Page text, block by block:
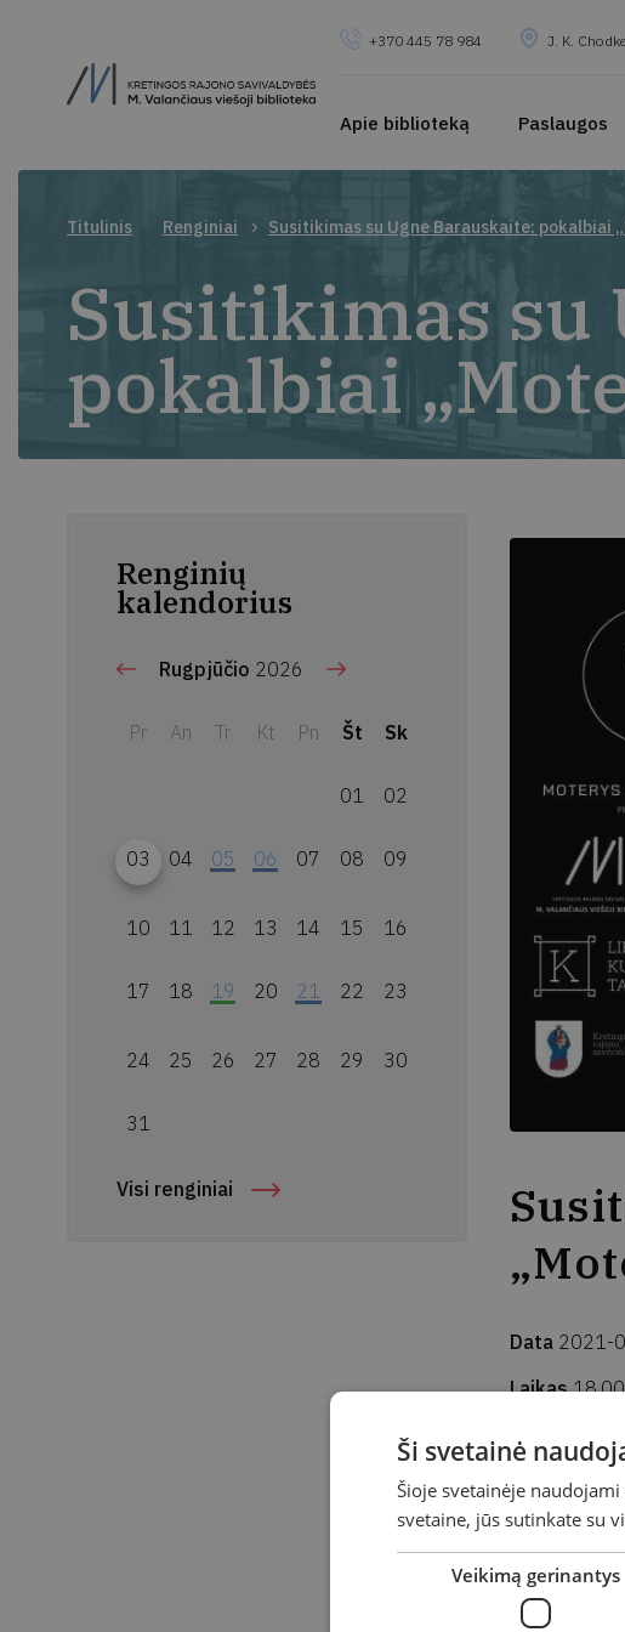
+370 445 78 984 J. K.
Apie biblioteką Paslaugos
Titulinis Renginiai Susitikimas su Ugne Barauskaite: pokalbiai
Susitikimas su
pokalbiai
Renginių
kalendorius
Rugpjūčio 2026
Pr An Tr Kt Pn Št Sk
01 02
03 04 05 06 07 08 09
10 11 12 13 14 15 16
17 18 19 20 21 22 23
24 25 26 27 28 29 30
31
Visi renginiai
Data 2021-
Laikas
Adresas
J.
Į pokalbį
naujas
tikslas –
Ši svetainė
Šioje svetainėje
svetaine, jūs sutinkate su
Veikimą gerinantys